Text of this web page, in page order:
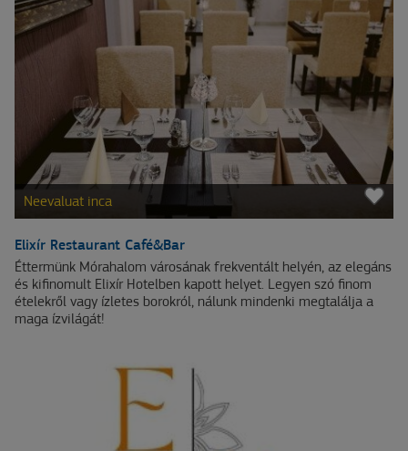
Neevaluat inca
Elixír Restaurant Café&Bar
Éttermünk Mórahalom városának frekventált helyén, az elegáns
és kifinomult Elixír Hotelben kapott helyet. Legyen szó finom
ételekről vagy ízletes borokról, nálunk mindenki megtalálja a
maga ízvilágát!